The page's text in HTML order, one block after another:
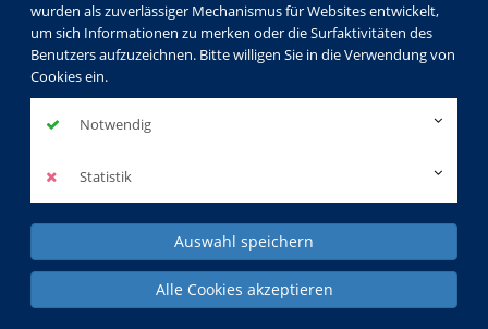
wurden als zuverlässiger Mechanismus für Websites entwickelt,
um sich Informationen zu merken oder die Surfaktivitäten des
Benutzers aufzuzeichnen. Bitte willigen Sie in die Verwendung von
Cookies ein.
Notwendig
Statistik
Auswahl speichern
Alle Cookies akzeptieren
Gesellschaft Kultur
Gesundheit
Sprachen
Beruf & EDV
Kids & Teens
KVHS Spezial